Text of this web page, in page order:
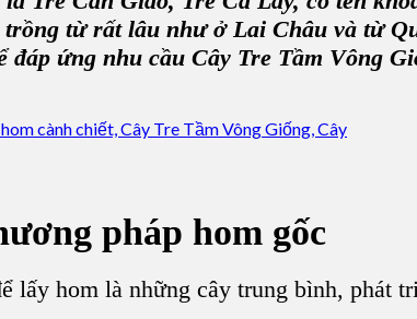
từ rất lâu như ở Lai Châu và từ
đáp ứng nhu cầu Cây Tre Tầm Vông
pháp hom gốc
lấy hom là những cây trung bình, phát